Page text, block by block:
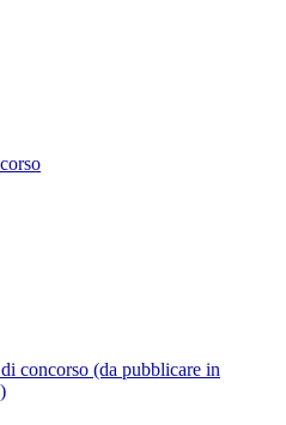
concorso (da pubblicare in